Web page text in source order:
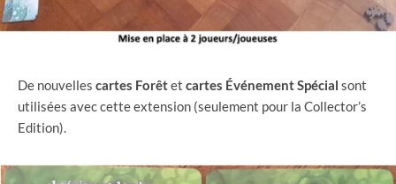
De nouvelles cartes Forêtet cartes ÉvénementSpécial sont
utilisées avec cette extension (seulement pour la Collector’s
Edition).